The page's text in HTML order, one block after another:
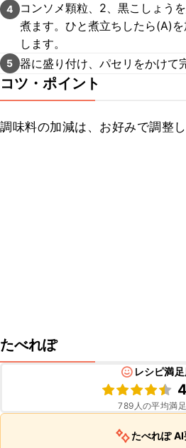
4
コンソメ顆粒、2、黒こしょう
煮ます。ひと煮立ちしたら(A)
します。
5 器に盛り付け、パセリをかけて
コツ・ポイント
調味料の加減は、お好みで調整し
たべれぽ
レシピ満
789 人の平均満
たべれぽ AI